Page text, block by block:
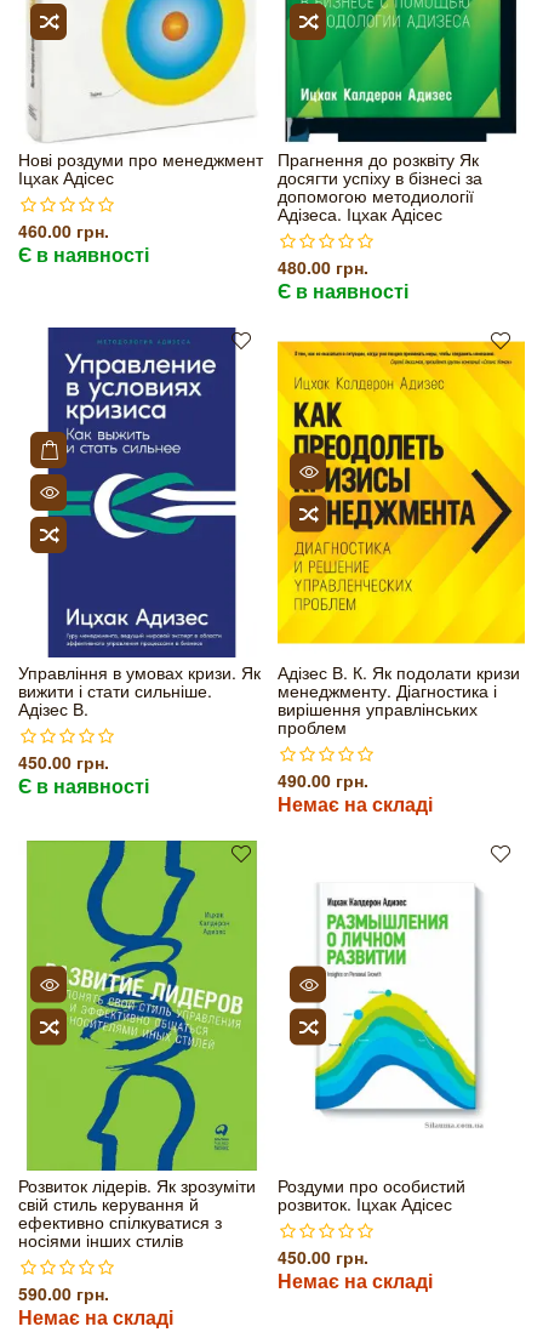
Нові роздуми про менеджмент
Іцхак Адісес
460.00 грн.
Є в наявності
Прагнення до розквіту Як
досягти успіху в бізнесі за
допомогою методиології
Адізеса. Іцхак Адісес
480.00 грн.
Є в наявності
Управління в умовах кризи. Як
вижити і стати сильніше.
Адізес В.
450.00 грн.
Є в наявності
Адізес В. К. Як подолати кризи
менеджменту. Діагностика і
вирішення управлінських
проблем
490.00 грн.
Немає на складі
Розвиток лідерів. Як зрозуміти
свій стиль керування й
ефективно спілкуватися з
носіями інших стилів
590.00 грн.
Немає на складі
Роздуми про особистий
розвиток. Іцхак Адісес
450.00 грн.
Немає на складі